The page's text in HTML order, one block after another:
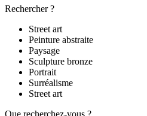
Rechercher ?
Street art
Peinture abstraite
Paysage
Sculpture bronze
Portrait
Surréalisme
Street art
Que recherchez-vous ?